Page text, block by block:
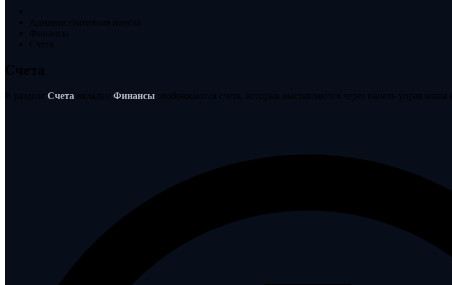
Административная панель
Финансы
Счета
Счета
В разделе Счета вкладки Финансы отображаются счета, которые выставляются через панель управления (